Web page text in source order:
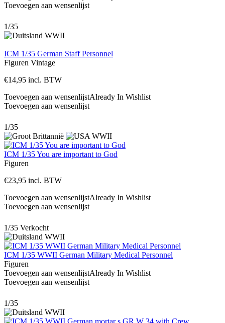
Toevoegen aan wensenlijst
1/35
ICM 1/35 German Staff Personnel
Figuren Vintage
€14,95 incl. BTW
Toevoegen aan wensenlijstAlready In Wishlist
Toevoegen aan wensenlijst
1/35
ICM 1/35 You are important to God
Figuren
€23,95 incl. BTW
Toevoegen aan wensenlijstAlready In Wishlist
Toevoegen aan wensenlijst
1/35 Verkocht
ICM 1/35 WWII German Military Medical Personnel
Figuren
Toevoegen aan wensenlijstAlready In Wishlist
Toevoegen aan wensenlijst
1/35